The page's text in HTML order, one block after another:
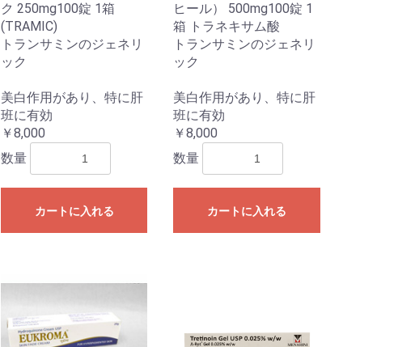
ク 250mg100錠 1箱
(TRAMIC)
トランサミンのジェネリ
ック
美白作用があり、特に肝
班に有効
￥8,000
数量
カートに入れる
ヒール） 500mg100錠 1
箱 トラネキサム酸
トランサミンのジェネリ
ック
美白作用があり、特に肝
班に有効
￥8,000
数量
カートに入れる